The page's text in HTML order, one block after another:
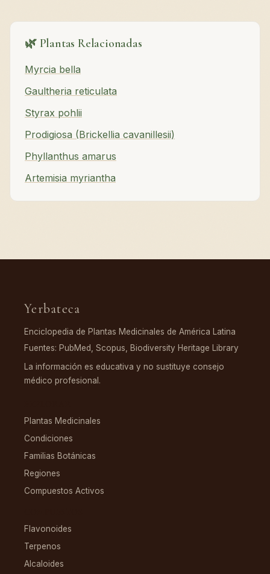
🌿 Plantas Relacionadas
Myrcia bella
Gaultheria reticulata
Styrax pohlii
Prodigiosa (Brickellia cavanillesii)
Phyllanthus amarus
Artemisia myriantha
Yerbateca
Enciclopedia de Plantas Medicinales de América Latina
Fuentes: PubMed, Scopus, Biodiversity Heritage Library
La información es educativa y no sustituye consejo
médico profesional.
Plantas Medicinales
Condiciones
Familias Botánicas
Regiones
Compuestos Activos
Flavonoides
Terpenos
Alcaloides